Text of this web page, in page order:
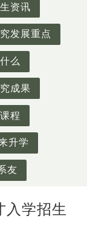
资讯
发展重点
么
成果
程
升学
友
入学招生